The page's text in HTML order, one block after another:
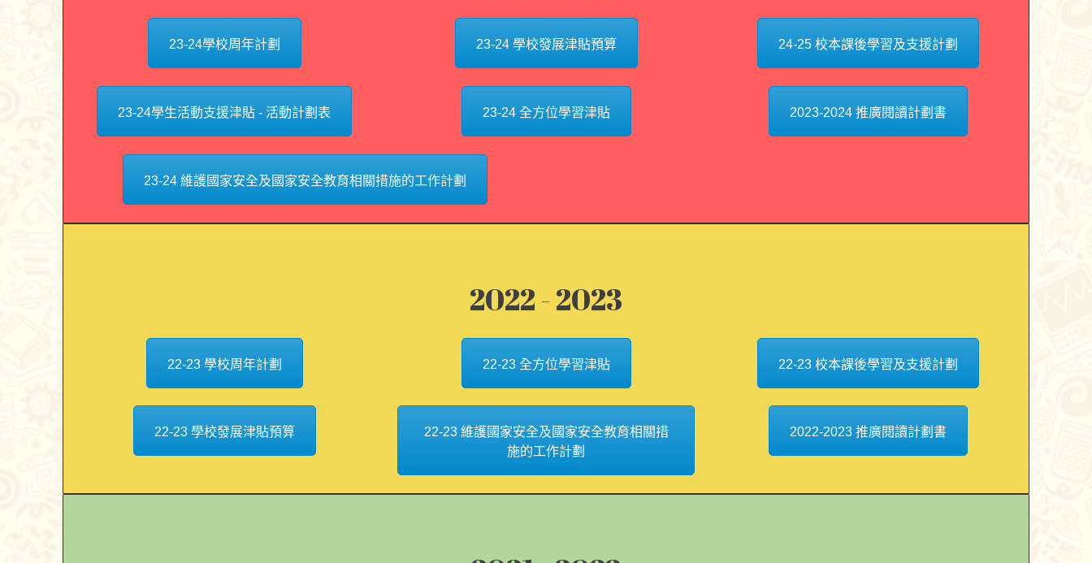
23-24學校周年計劃 23-24 學校發展津貼預算 24-25 校本課後學習及支援計劃
23-24學生活動支援津貼 - 活動計劃表 23-24 全方位學習津貼 2023-2024 推廣閱讀計劃書
23-24 維護國家安全及國家安全教育相關措施的工作計劃
2022 - 2023
22-23 學校周年計劃 22-23 全方位學習津貼 22-23 校本課後學習及支援計劃
22-23 學校發展津貼預算
22-23 維護國家安全及國家安全教育相關措
施的工作計劃
2022-2023 推廣閱讀計劃書